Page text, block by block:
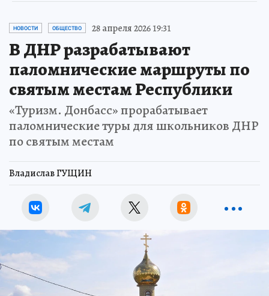
НОВОСТИ ОБЩЕСТВО 28 апреля 2026 19:31
В ДНР разрабатывают
паломнические маршруты по
святым местам Республики
«Туризм. Донбасс» прорабатывает
паломнические туры для школьников ДНР
по святым местам
Владислав ГУЩИН